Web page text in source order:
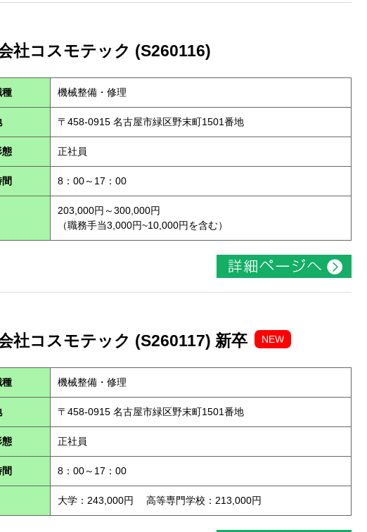
社コスモテック (S260116)
種 機械整備・修理
〒458-0915 名古屋市緑区野末町1501番地
態 正社員
8：00～17：00
203,000円～300,000円
（職務手当3,000円~10,000円を含む）
社コスモテック (S260117) 新卒 NEW
種 機械整備・修理
〒458-0915 名古屋市緑区野末町1501番地
態 正社員
8：00～17：00
大学：243,000円 高等専門学校：213,000円